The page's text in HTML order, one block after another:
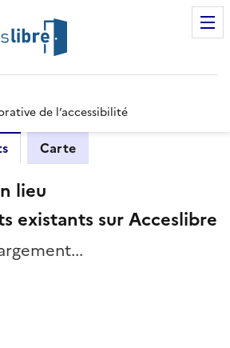
de l’accessibilité
Carte
lieu
existants sur Acceslibre